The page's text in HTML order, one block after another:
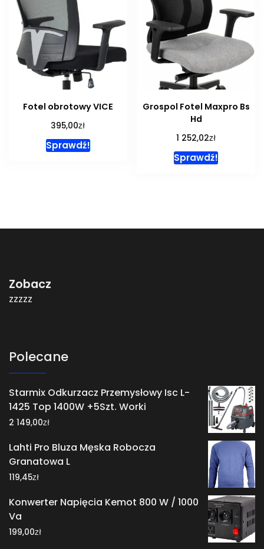
Fotel obrotowy VICE
395,00zł
Sprawdź!
Grospol Fotel Maxpro Bs
Hd
1 252,02zł
Sprawdź!
Zobacz
zzzzz
Polecane
Starmix Odkurzacz Przemysłowy Isc L-
1425 Top 1400W +5Szt. Worki
2 149,00zł
Lahti Pro Bluza Męska Robocza
Granatowa L
119,45zł
Konwerter Napięcia Kemot 800 W / 1000
Va
199,00zł